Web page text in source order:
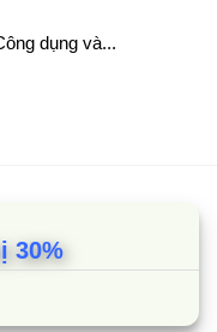
dụng và...
30%